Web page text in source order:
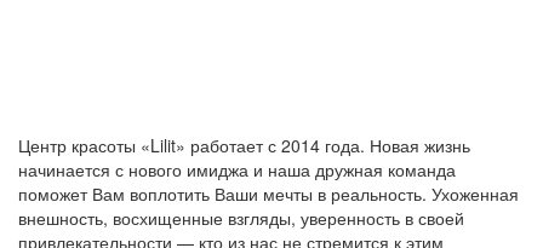
Центр красоты «Lilit» работает с 2014 года. Новая жизнь
начинается с нового имиджа и наша дружная команда
поможет Вам воплотить Ваши мечты в реальность. Ухоженная
внешность, восхищенные взгляды, уверенность в своей
привлекательности — кто из нас не стремится к этим